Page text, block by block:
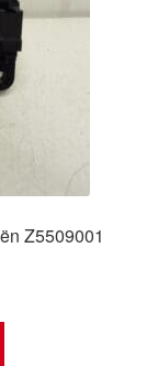
Z5509001